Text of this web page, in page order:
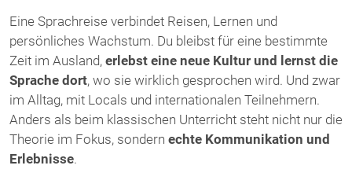
Eine Sprachreise verbindet Reisen, Lernen und
persönliches Wachstum. Du bleibst für eine bestimmte
Zeit im Ausland, erlebst eine neue Kultur und lernst die
Sprache dort, wo sie wirklich gesprochen wird. Und zwar
im Alltag, mit Locals und internationalen Teilnehmern.
Anders als beim klassischen Unterricht steht nicht nur die
Theorie im Fokus, sondern echte Kommunikation und
Erlebnisse.